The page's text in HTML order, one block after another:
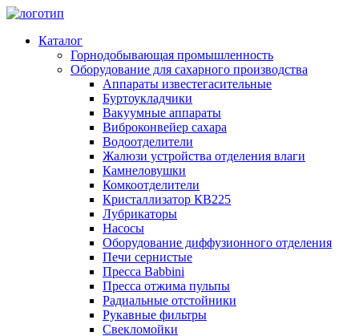
Каталог
Горнодобывающая промышленность
Оборудование для сахарного производства
Аппараты известегасительные
Буртоукладчики
Вакуумные аппараты
Виброконвейер сахара
Водоотделители
Жалюзи устройства отделения влаги
Камнеловушки
Комкоотделители
Кристаллизатор КВ225
Лубрикаторы
Насосы
Оборудование диффузионного отделения
Печи сернистые
Пресса Babbini
Пресса отжима пульпы
Радиальные отстойники
Рукавные фильтры
Свекломойки